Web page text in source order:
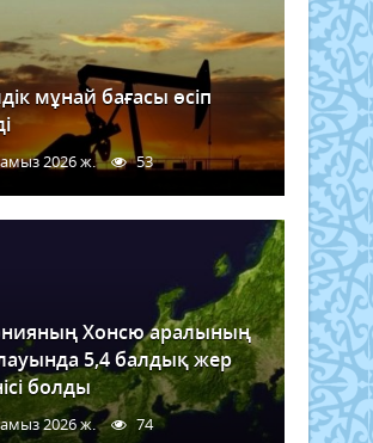
мұнай бағасы өсіп
2026 ж. 53
Хонсю аралының
5,4 балдық жер
болды
2026 ж. 74